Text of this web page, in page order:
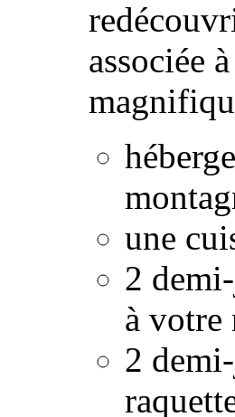
associée
une
2
à votre
2